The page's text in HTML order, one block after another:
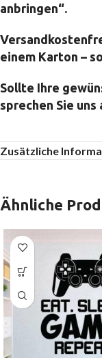
anbringen“.
einem Karton –
Sollte Ihre
sprechen Sie uns
Zusätzliche
Ähnliche